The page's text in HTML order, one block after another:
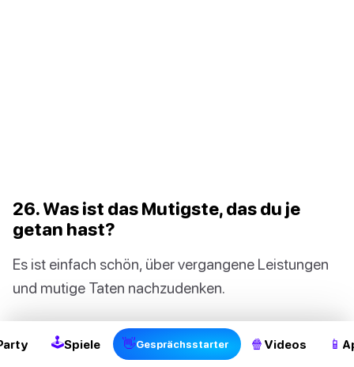
26. Was ist das Mutigste, das du je
getan hast?
Es ist einfach schön, über vergangene Leistungen
und mutige Taten nachzudenken.
🕹Spiele 👋Gesprächsstarter 🍿 Videos 📱